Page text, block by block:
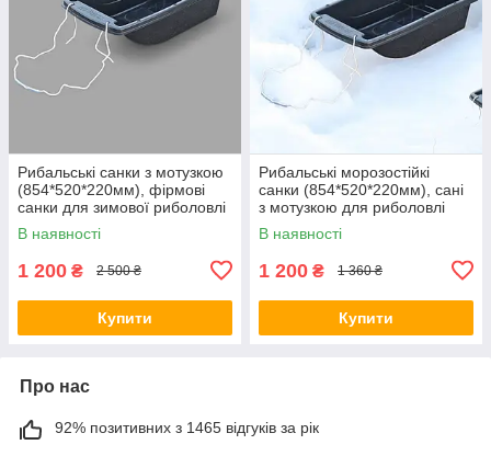
Рибальські санки з мотузкою
(854*520*220мм), фірмові
санки для зимової риболовлі
В наявності
1 200 ₴ 2 500 ₴
Купити
Рибальські морозостійкі
санки (854*520*220мм), сані
з мотузкою для риболовлі
В наявності
1 200 ₴ 1 360 ₴
Купити
Про нас
92% позитивних з 1465 відгуків за рік